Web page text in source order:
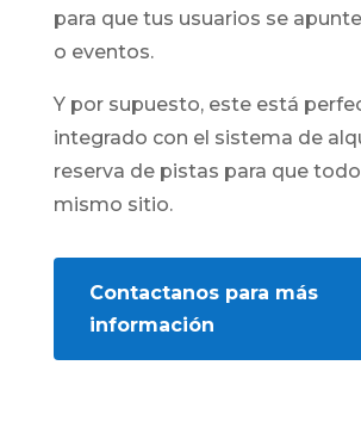
para que tus usuarios se
o eventos.
Y por supuesto, este está
integrado con el sistema de
reserva de pistas para que
mismo sitio.
Contactanos para más
información